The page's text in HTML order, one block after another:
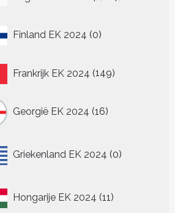
Finland EK 2024 0
producten
Frankrijk EK 2024 149149
Georgië EK 2024 16
producten
Griekenland EK 2024 0
producten
Hongarije EK 2024 11
producten